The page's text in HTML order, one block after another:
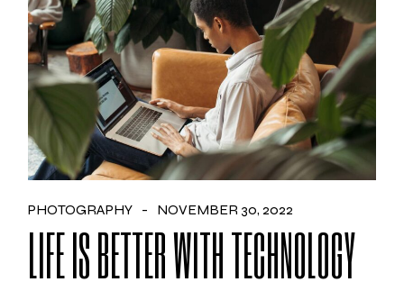
PHOTOGRAPHY NOVEMBER 30, 2022
LIFE IS BETTER WITH TECHNOLOGY